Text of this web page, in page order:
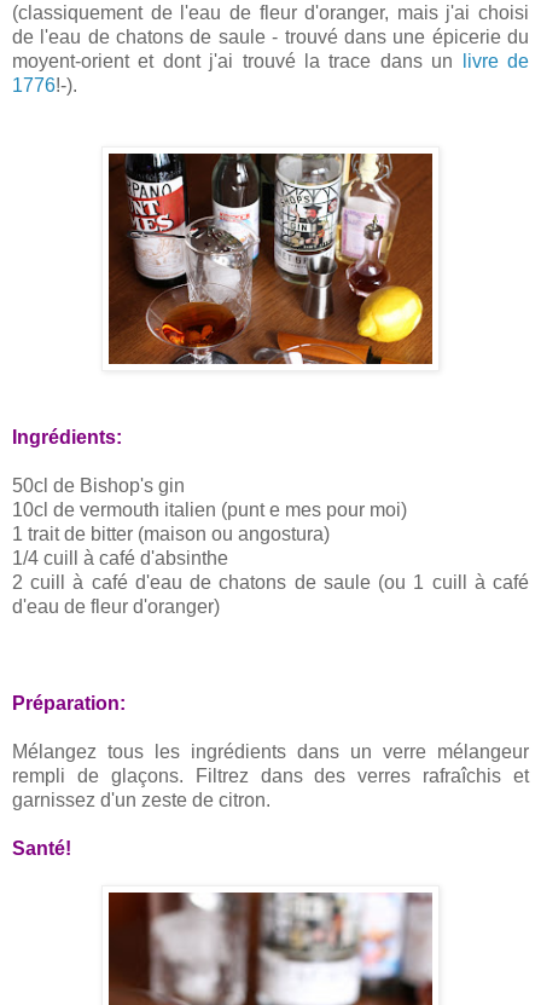
(classiquement de l'eau de fleur d'oranger, mais j'ai choisi
de l'eau de chatons de saule - trouvé dans une épicerie du
moyent-orient et dont j'ai trouvé la trace dans un
livre de
1776!-).
Ingrédients:
50cl de Bishop's gin
10cl de vermouth italien (punt e mes pour moi)
1 trait de bitter (maison ou angostura)
1/4 cuill à café d'absinthe
2 cuill à café d'eau de chatons de saule (ou 1 cuill à café
d'eau de fleur d'oranger)
Préparation:
Mélangez tous les ingrédients dans un verre mélangeur
rempli de glaçons. Filtrez dans des verres rafraîchis et
garnissez d'un zeste de citron.
Santé!